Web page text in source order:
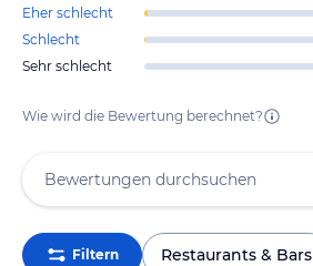
Eher schlecht
Schlecht
Sehr schlecht
Wie wird die Bewertung berechnet?
Filtern Restaurants & Bars